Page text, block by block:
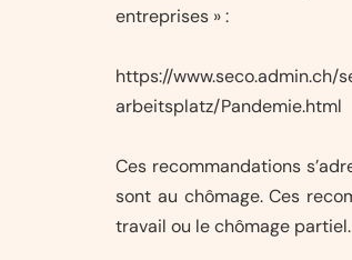
entreprises » :
https://
arbeitsplatz/Pandemie.html
Ces recommandations
sont au chômage. Ces
travail ou le chômage partiel.